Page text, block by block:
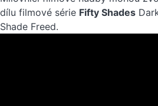
dílu filmové série Fifty Shades
Shade Freed.